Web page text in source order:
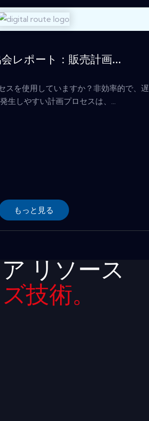
レポート：販売計画...
スを使用していますか？非効率的で、遅
生しやすい計画プロセスは、...
もっと見る
リソース
技術。